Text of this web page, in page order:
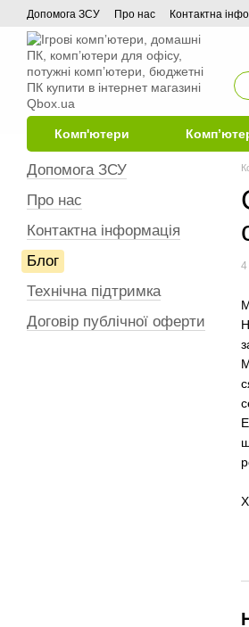
Перейти до основного контенту
Допомога ЗСУ Про нас Контактна
Комп'ютери
4
Допомога ЗСУ
Про нас
Контактна інформація
Блог
Технічна підтримка
Договір публічної оферти